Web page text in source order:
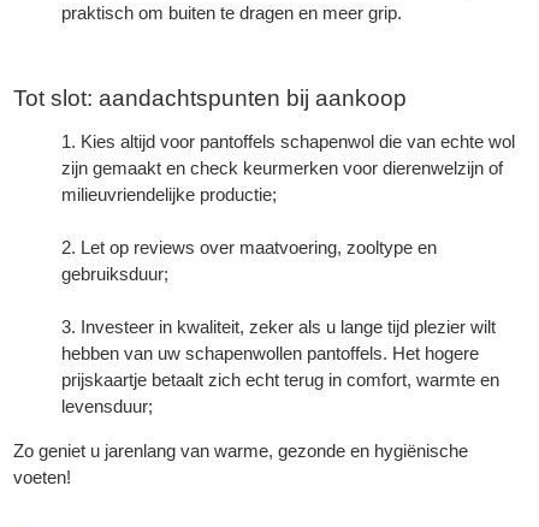
praktisch om buiten te dragen en meer grip.
Tot slot: aandachtspunten bij aankoop
Kies altijd voor pantoffels schapenwol die van echte wol
zijn gemaakt en check keurmerken voor dierenwelzijn of
milieuvriendelijke productie;
Let op reviews over maatvoering, zooltype en
gebruiksduur;
Investeer in kwaliteit, zeker als u lange tijd plezier wilt
hebben van uw schapenwollen pantoffels. Het hogere
prijskaartje betaalt zich echt terug in comfort, warmte en
levensduur;
Zo geniet u jarenlang van warme, gezonde en hygiënische
voeten!